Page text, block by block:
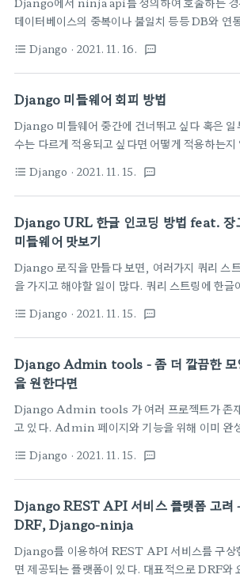
데이터베이스의 중복이나 불일치 등등 DB와 연
올바른지 간단하게 체크하는 것이 필요하다. 보통
런경우 api에서 처리해도 되지만 Schma를 정
처리하는 방법이 있다. 자체 공부용으로 정리하는
이므로 두서 없어도 그냥 넘어가주세요. 여기서 정
한 모든 내용은 현재 듣고 있는 장고 강의에 소스
함된 내용을 공부할 겸 추려본다 - Django 실전
젝트 1 - URL Shortener 서비스 ( 패스트캠퍼
{201: None, 409: Mess..
format_list_bulleted Django · 2021. 11. 16. textsms
Django 미들웨어 회피 방법
Django 미들웨어 중간에 건너뛰고 싶다 혹은 일
수는 다르게 적용되고 싶다면 어떻게 적용하는지
강의에 소스에 포함된 내용을 공부할 겸 추려본다 -
Django 실전 프로젝트 1 - URL Shortener 서
( 패스트캠퍼스 ) 방식은 데코레이터 함수를 적용
구현하는 것이다. 아래와 같이 특정 유저만 들어오
록 하는 데코레이터 함수를 구현해 본다. def
admin_only(function):
def wrap(request, *args, **kwargs):
is_admin = request.user.is_superuser if
format_list_bulleted Django · 2021. 11. 15. textsms
Django URL 한글 인코딩 방법 feat. 장
미들웨어 맛보기
Django 로직을 만들다 보면, 여러가지 쿼리 스
을 가지고 해야할 일이 많다. 쿼리 스트링에 한글
볼 수 있다. 이 부분을 변경해서 사용해야 한다. 여
서 정리한 모든 내용은 현재 듣고 있는 장고 강의
스에 포함된 내용을 공부할 겸 추려본다 - Django
전 프로젝트 1 - URL Shortener 서비스 ( 패스
퍼스 ) 관련 코드는 아래와 같다.
def form_data_to_dict(body: bytes):
UNLOGGABLES =
["csrfmiddlewaretoken", "password"]
format_list_bulleted Django · 2021. 11. 15. textsms
Django Admin tools - 좀 더 깔끔한 모
을 원한다면
Django Admin tools 가 여러 프로젝트가 존
고 있다. Admin 페이지와 기능을 위해 이미 완
- 이 모든 내용은 현재 듣고 있는 장고 강의에 소스
포함된 내용을 공부할 겸 추려본다 - Django 실
로젝트 1 - URL Shortener 서비스 ( 패스트캠퍼
) 일단 현재 Django에서 기본을 제공중인
능을 사용해 보기 cookbook 페이지가 잘 되어 있
먼저 기본 기능을 잘 쓰는 것이 중요하다.
https://books.agiliq.com/projects/
format_list_bulleted Django · 2021. 11. 15. textsms
Django REST API 서비스 플랫폼 고려
DRF, Django-ninja
Django를 이용하여 REST API 서비스를 구상
면 제공되는 플랫폼이 있다. 대표적으로 DRF와